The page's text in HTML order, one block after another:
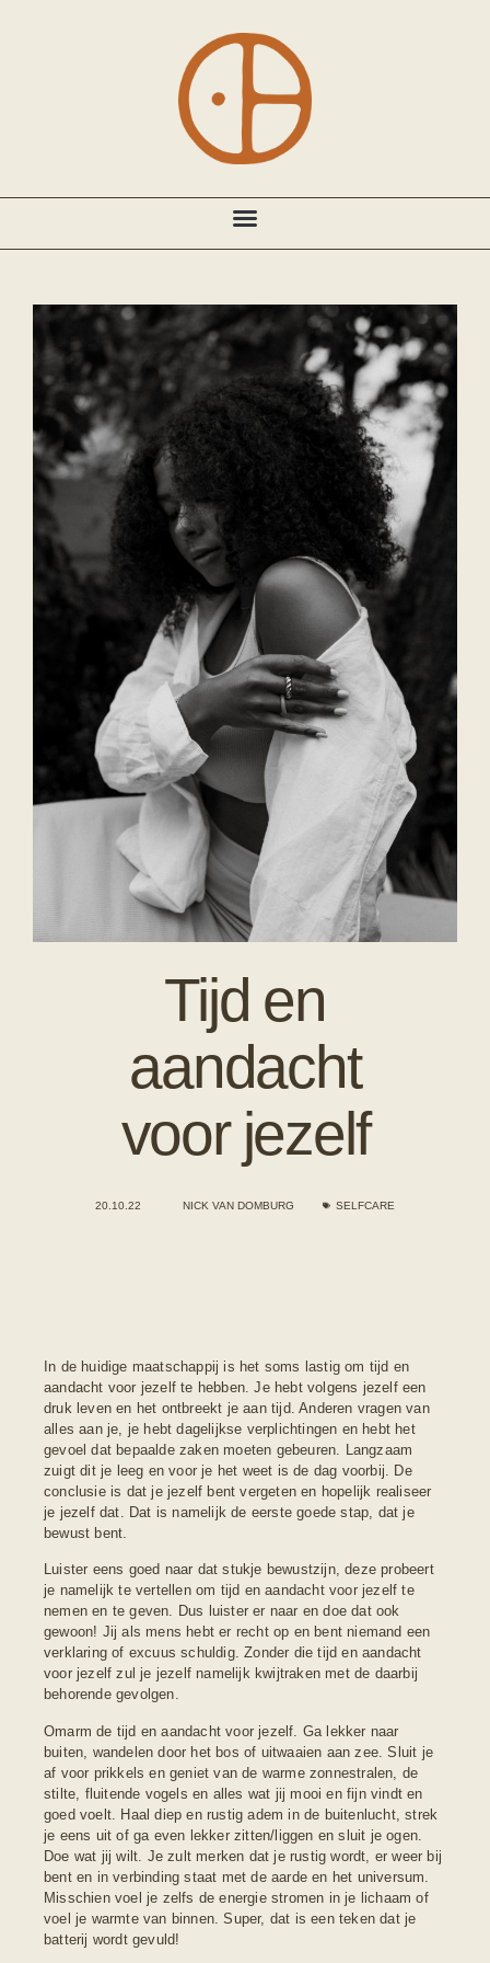
Tijd en
aandacht
voor jezelf
20.10.22 NICK VAN DOMBURG SELFCARE
In de huidige maatschappij is het soms lastig om tijd en
aandacht voor jezelf te hebben. Je hebt volgens jezelf een
druk leven en het ontbreekt je aan tijd. Anderen vragen van
alles aan je, je hebt dagelijkse verplichtingen en hebt het
gevoel dat bepaalde zaken moeten gebeuren. Langzaam
zuigt dit je leeg en voor je het weet is de dag voorbij. De
conclusie is dat je jezelf bent vergeten en hopelijk realiseer
je jezelf dat. Dat is namelijk de eerste goede stap, dat je
bewust bent.
Luister eens goed naar dat stukje bewustzijn, deze probeert
je namelijk te vertellen om tijd en aandacht voor jezelf te
nemen en te geven. Dus luister er naar en doe dat ook
gewoon! Jij als mens hebt er recht op en bent niemand een
verklaring of excuus schuldig. Zonder die tijd en aandacht
voor jezelf zul je jezelf namelijk kwijtraken met de daarbij
behorende gevolgen.
Omarm de tijd en aandacht voor jezelf. Ga lekker naar
buiten, wandelen door het bos of uitwaaien aan zee. Sluit je
af voor prikkels en geniet van de warme zonnestralen, de
stilte, fluitende vogels en alles wat jij mooi en fijn vindt en
goed voelt. Haal diep en rustig adem in de buitenlucht, strek
je eens uit of ga even lekker zitten/liggen en sluit je ogen.
Doe wat jij wilt. Je zult merken dat je rustig wordt, er weer bij
bent en in verbinding staat met de aarde en het universum.
Misschien voel je zelfs de energie stromen in je lichaam of
voel je warmte van binnen. Super, dat is een teken dat je
batterij wordt gevuld!